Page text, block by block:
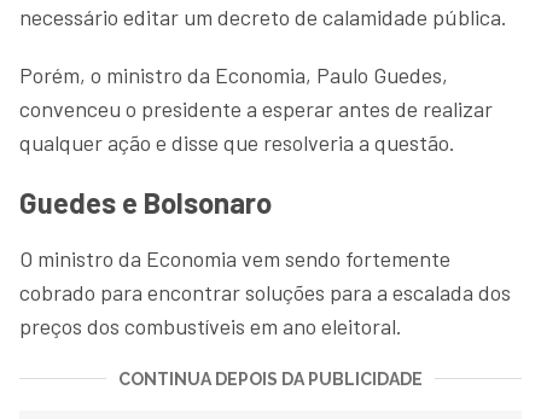
necessário editar um decreto de calamidade pública.
Porém, o ministro da Economia, Paulo Guedes,
convenceu o presidente a esperar antes de realizar
qualquer ação e disse que resolveria a questão.
Guedes e Bolsonaro
O ministro da Economia vem sendo fortemente
cobrado para encontrar soluções para a escalada dos
preços dos combustíveis em ano eleitoral.
CONTINUA DEPOIS DA PUBLICIDADE